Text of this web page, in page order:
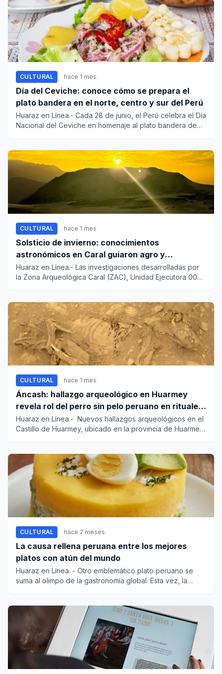
CULTURAL hace 1 mes
Día del Ceviche: conoce cómo se prepara el
plato bandera en el norte, centro y sur del Perú
Huaraz en Línea.- Cada 28 de junio, el Perú celebra el Día
Nacional del Ceviche en homenaje al plato bandera de
CULTURAL hace 1 mes
Solsticio de invierno: conocimientos
astronómicos en Caral guiaron agro y
planificación
Huaraz en Línea.- Las investigaciones desarrolladas por
la Zona Arqueológica Caral (ZAC), Unidad Ejecutora 003
CULTURAL hace 1 mes
Áncash: hallazgo arqueológico en Huarmey
revela rol del perro sin pelo peruano en rituales
Wari
Huaraz en Línea.- Nuevos hallazgos arqueológicos en el
Castillo de Huarmey, ubicado en la provincia de Huarmey,
CULTURAL hace 2 meses
La causa rellena peruana entre los mejores
platos con atún del mundo
Huaraz en Línea. - Otro emblemático plato peruano se
suma al olimpo de la gastronomía global. Esta vez, la